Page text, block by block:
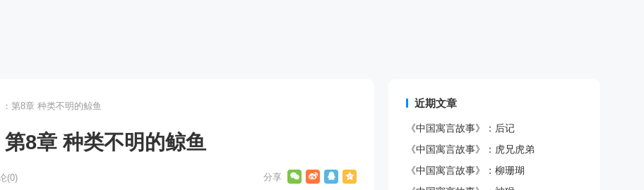
：第8章 种类不明的鲸鱼
第8章 种类不明的鲸鱼
(0)
近期文章
《中国寓言故事》：后记
《中国寓言故事》：虎兄虎弟
《中国寓言故事》：柳珊瑚